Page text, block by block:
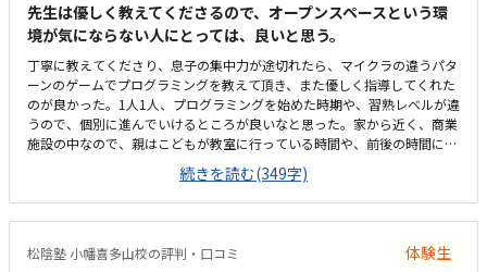
とができました。専門的なプログラミングスキルや、子どもが夢中になっ
て学べる質の高いカリキュラム、手厚い個別サポートの体制を考えると、
非常に妥当で納得感のある料金設定だと感じました。安くはありません
が、単なる遊びではなく将来につながるITリテラシーや論理的思考力が身
につく投資として見れば、十分に見合った価値のある価格設定だと思いま
す。
先生は優しく教えてくださるので、オープンスペースという環
境が気にならない人にとっては、良いと思う。
丁寧に教えてくださり、息子の集中力が途切れたら、マイクラの違うパタ
ーンのゲームでプログラミングを教えて頂き、また優しく指導してくれた
のが良かった。1人1人、プログラミングを始めた時期や、習熟レベルが違
うので、個別に進んでいけるところが良いなと思った。家から近く、商業
施設の中なので、親はこどもが教室に行っている時間や、前後の時間にシ
ョッピングできるので、通いやすいと思った。オープンスペースなので、
あまり空調が行き届かず、また店内のBGMやアナウンスが聞こえるので、
少し集中しづらい環境だった。月2回の割には、少し高いと思ったが、プ
ログラミング教室は割と他の教室と比較しても妥当な金額だとは思う。高
学年になって、自分のペースで進めていけたり、わからない事があれば先
生にすぐ聞ける環境は良いなとおも。
続きを読む(349字)
松陰塾 小幡喜多山校の評判・口コミ 体験生